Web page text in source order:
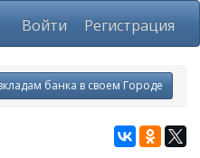
Войти Регистрация
банка в своем Городе